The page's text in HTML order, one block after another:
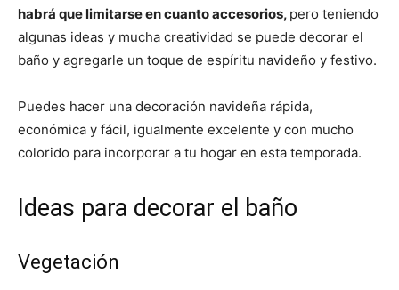
habrá que limitarse en cuanto accesorios, pero teniendo
algunas ideas y mucha creatividad se puede decorar el
baño y agregarle un toque de espíritu navideño y festivo.
Puedes hacer una decoración navideña rápida,
económica y fácil, igualmente excelente y con mucho
colorido para incorporar a tu hogar en esta temporada.
Ideas para decorar el baño
Vegetación